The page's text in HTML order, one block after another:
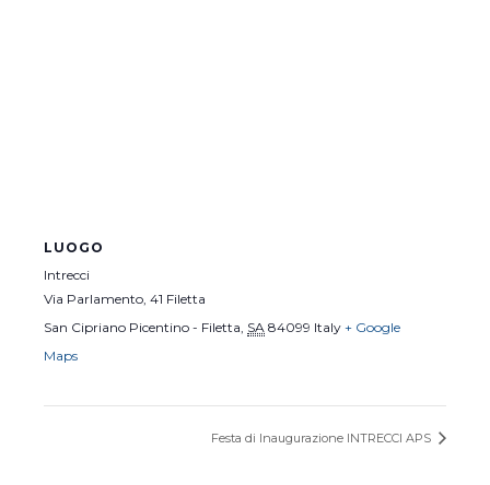
LUOGO
Intrecci
Via Parlamento, 41 Filetta
San Cipriano Picentino - Filetta, SA 84099 Italy + Google
Maps
Festa di Inaugurazione INTRECCI APS